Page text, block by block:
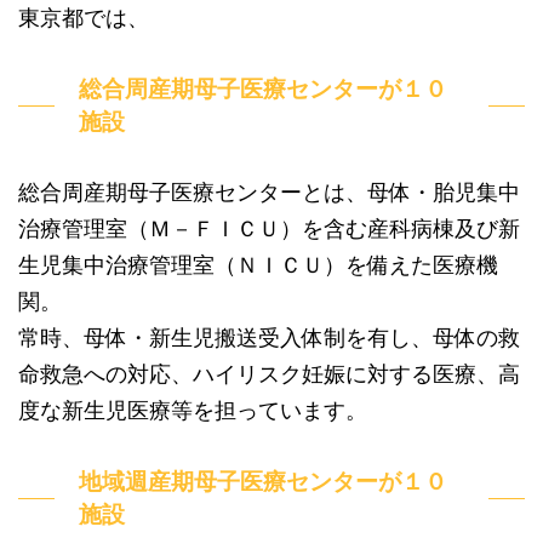
東京都では、
総合周産期母子医療センターが１０
施設
総合周産期母子医療センターとは、母体・胎児集中
治療管理室（Ｍ－ＦＩＣＵ）を含む産科病棟及び新
生児集中治療管理室（ＮＩＣＵ）を備えた医療機
関。
常時、母体・新生児搬送受入体制を有し、母体の救
命救急への対応、ハイリスク妊娠に対する医療、高
度な新生児医療等を担っています。
地域週産期母子医療センターが１０
施設